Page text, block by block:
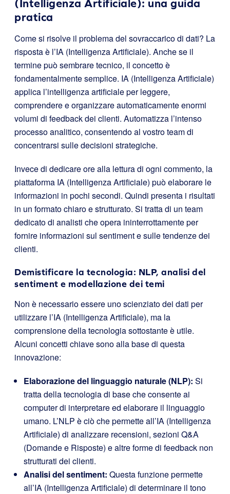
(Intelligenza Artificiale): una guida
pratica
Come si risolve il problema del sovraccarico di dati? La
risposta è l’IA (Intelligenza Artificiale). Anche se il
termine può sembrare tecnico, il concetto è
fondamentalmente semplice. IA (Intelligenza Artificiale)
applica l’intelligenza artificiale per leggere,
comprendere e organizzare automaticamente enormi
volumi di feedback dei clienti. Automatizza l’intenso
processo analitico, consentendo al vostro team di
concentrarsi sulle decisioni strategiche.
Invece di dedicare ore alla lettura di ogni commento, la
piattaforma IA (Intelligenza Artificiale) può elaborare le
informazioni in pochi secondi. Quindi presenta i risultati
in un formato chiaro e strutturato. Si tratta di un team
dedicato di analisti che opera ininterrottamente per
fornire informazioni sul sentiment e sulle tendenze dei
clienti.
Demistificare la tecnologia: NLP, analisi del
sentiment e modellazione dei temi
Non è necessario essere uno scienziato dei dati per
utilizzare l’IA (Intelligenza Artificiale), ma la
comprensione della tecnologia sottostante è utile.
Alcuni concetti chiave sono alla base di questa
innovazione:
Elaborazione del linguaggio naturale (NLP): Si
tratta della tecnologia di base che consente ai
computer di interpretare ed elaborare il linguaggio
umano. L’NLP è ciò che permette all’IA (Intelligenza
Artificiale) di analizzare recensioni, sezioni Q&A
(Domande e Risposte) e altre forme di feedback non
strutturati dei clienti.
Analisi del sentiment: Questa funzione permette
all’IA (Intelligenza Artificiale) di determinare il tono